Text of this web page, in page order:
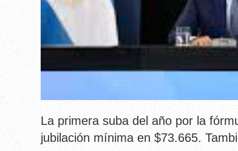
La primera suba del año por la
jubilación mínima en $73.665.